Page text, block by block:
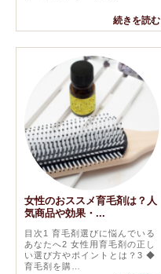
続きを読む
女性のおススメ育毛剤は？人
気商品や効果・...
目次1 育毛剤選びに悩んでいる
あなたへ2 女性用育毛剤の正し
い選び方やポイントとは？3 ◆
育毛剤を購…